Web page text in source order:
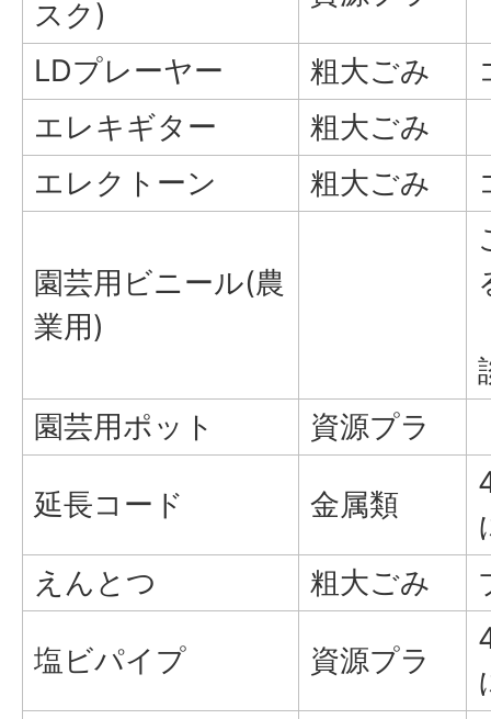
スク)
LDプレーヤー 粗大ごみ
エレキギター
粗大ごみ
エレクトーン
粗大ごみ
園芸用ビニール(農
業用)
園芸用ポット
資源プラ
延長コード 金属類
えんとつ
粗大ごみ
塩ビパイプ 資源プラ